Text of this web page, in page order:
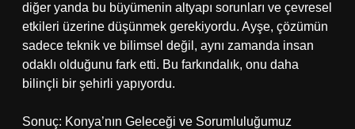
diğer yanda bu büyümenin altyapı sorunları ve çevresel
etkileri üzerine düşünmek gerekiyordu. Ayşe, çözümün
sadece teknik ve bilimsel değil, aynı zamanda insan
odaklı olduğunu fark etti. Bu farkındalık, onu daha
bilinçli bir şehirli yapıyordu.
Sonuç: Konya’nın Geleceği ve Sorumluluğumuz